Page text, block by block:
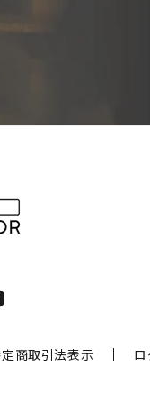
商取引法表示